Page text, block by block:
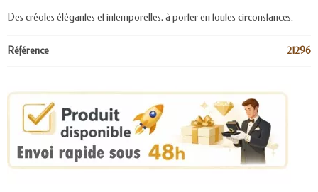
Des créoles élégantes et intemporelles, à porter en toutes circonstances.
Référence 21296